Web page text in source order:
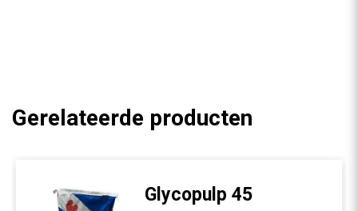
Gerelateerde producten
Glycopulp 45